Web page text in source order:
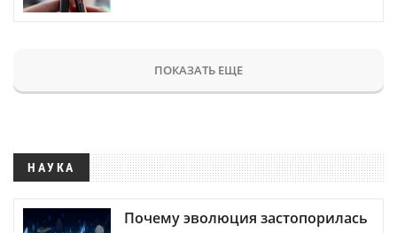
ПОКАЗАТЬ ЕЩЕ
НАУКА
Почему эволюция застопорилась